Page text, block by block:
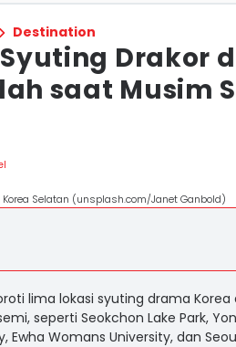
Destination
Drakor
saat Musim
Korea Selatan (unsplash.com/Janet Ganbold)
lima lokasi syuting drama Korea
seperti Seokchon Lake Park,
Ewha Womans University, dan